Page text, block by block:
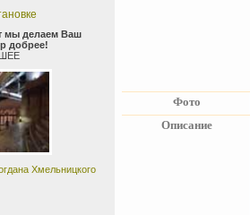
мы делаем Ваш
добрее!
Хмельницкого
Фото
Описание